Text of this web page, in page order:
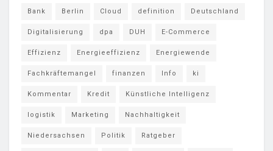
Bank Berlin Cloud definition Deutschland
Digitalisierung dpa DUH E-Commerce
Effizienz Energieeffizienz Energiewende
Fachkräftemangel finanzen Info ki
Kommentar Kredit Künstliche Intelligenz
logistik Marketing Nachhaltigkeit
Niedersachsen Politik Ratgeber